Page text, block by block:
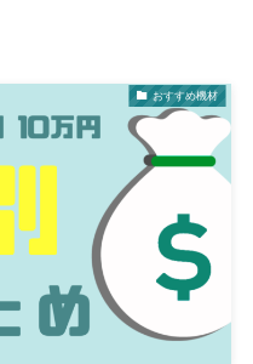
おすすめ機材